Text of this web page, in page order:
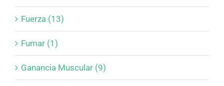
Fuerza (13)
Fumar (1)
Ganancia Muscular (9)